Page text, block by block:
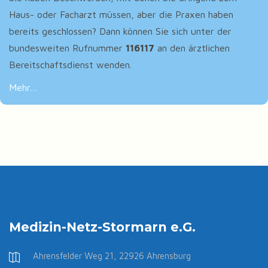
Haus- oder Facharzt müssen, aber die Praxen haben
bereits geschlossen? Dann können Sie sich unter der
bundesweiten Rufnummer 116117 an den ärztlichen
Bereitschaftsdienst wenden.
Mehr…
Medizin-Netz-Stormarn e.G.
Ahrensfelder Weg 21, 22926 Ahrensburg